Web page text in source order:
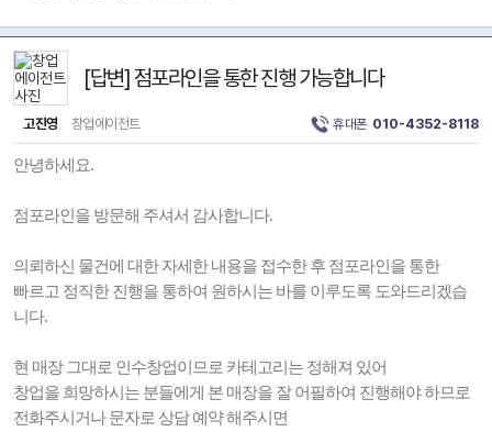
[답변] 점포라인을 통한 진행 가능합니다
고진영 창업에이전트 휴대폰 010-4352-8118
안녕하세요.
점포라인을 방문해 주셔서 감사합니다.
의뢰하신 물건에 대한 자세한 내용을 접수한 후 점포라인을 통한
빠르고 정직한 진행을 통하여 원하시는 바를 이루도록 도와드리겠습
니다.
현 매장 그대로 인수창업이므로 카테고리는 정해져 있어
창업을 희망하시는 분들에게 본 매장을 잘 어필하여 진행해야 하므로
전화주시거나 문자로 상담 예약 해주시면